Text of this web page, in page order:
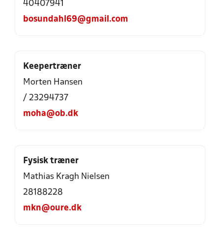
40407941
bosundahl69@gmail.com
Keepertræner
Morten Hansen
/ 23294737
moha@ob.dk
Fysisk træner
Mathias Kragh Nielsen
28188228
mkn@oure.dk